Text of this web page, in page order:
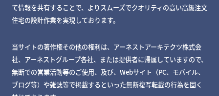
て情報を共有することで、よりスムーズでクオリティの高い高級注文
住宅の設計作業を実現しております。
当サイトの著作権その他の権利は、アーネストアーキテクツ株式会
社、アーネストグループ各社、または提供者に帰属していますので、
無断での営業活動等のご使用、及び、Webサイト（PC、モバイル、
ブログ等）や雑誌等で掲載するといった無断複写転載の行為を固く